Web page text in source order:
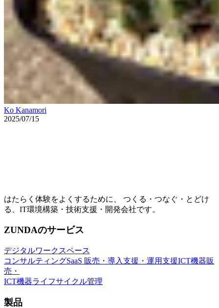
Ko Kanamori
2025/07/15
はたらく体験をよくするために、 つくる・つなぐ・とどけ
る、IT環境構築・技術支援・開発会社です。
ZUNDAのサービス
デジタルワークスペース
コンサルティングSaaS 販売・導入支援・運用支援ICT機器販
売・
ICT機器ライフサイクル管理
製品